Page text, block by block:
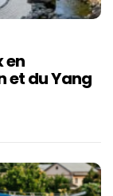
en
et du Yang